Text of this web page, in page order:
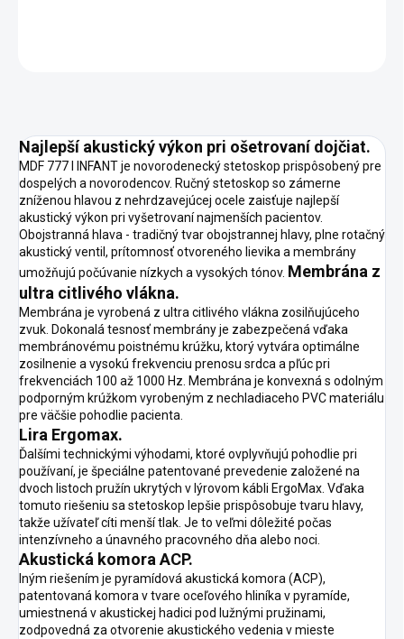
Najlepší akustický výkon pri ošetrovaní dojčiat.
MDF 777 I INFANT je novorodenecký stetoskop prispôsobený pre
dospelých a novorodencov. Ručný stetoskop so zámerne
zníženou hlavou z nehrdzavejúcej ocele zaisťuje najlepší
akustický výkon pri vyšetrovaní najmenších pacientov.
Obojstranná hlava - tradičný tvar obojstrannej hlavy, plne rotačný
akustický ventil, prítomnosť otvoreného lievika a membrány
umožňujú počúvanie nízkych a vysokých tónov. Membrána z
ultra citlivého vlákna.
Membrána je vyrobená z ultra citlivého vlákna zosilňujúceho
zvuk. Dokonalá tesnosť membrány je zabezpečená vďaka
membránovému poistnému krúžku, ktorý vytvára optimálne
zosilnenie a vysokú frekvenciu prenosu srdca a pľúc pri
frekvenciách 100 až 1000 Hz. Membrána je konvexná s odolným
podporným krúžkom vyrobeným z nechladiaceho PVC materiálu
pre väčšie pohodlie pacienta.
Lira Ergomax.
Ďalšími technickými výhodami, ktoré ovplyvňujú pohodlie pri
používaní, je špeciálne patentované prevedenie založené na
dvoch listoch pružín ukrytých v lýrovom kábli ErgoMax. Vďaka
tomuto riešeniu sa stetoskop lepšie prispôsobuje tvaru hlavy,
takže užívateľ cíti menší tlak. Je to veľmi dôležité počas
intenzívneho a únavného pracovného dňa alebo noci.
Akustická komora ACP.
Iným riešením je pyramídová akustická komora (ACP),
patentovaná komora v tvare oceľového hliníka v pyramíde,
umiestnená v akustickej hadici pod lužnými pružinami,
zodpovedná za otvorenie akustického vedenia v mieste